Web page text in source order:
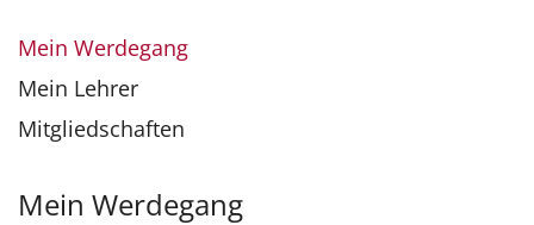
Mein Werdegang
Mein Lehrer
Mitgliedschaften
Mein Werdegang